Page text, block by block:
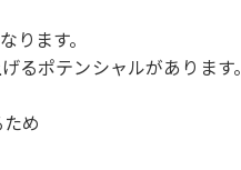
ます。
るポテンシャルがあります。
め